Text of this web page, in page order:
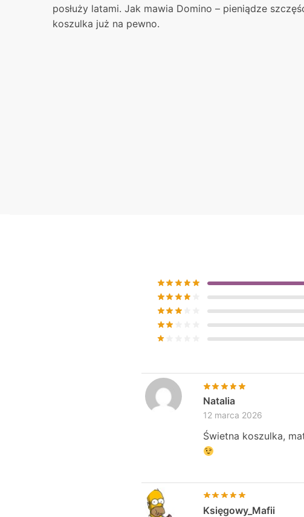
posłuży latami. Jak mawia Domino – pieniądze
koszulka już na pewno.
Natalia
12 marca 2026
Świetna koszulka,
Księgowy_Mafii